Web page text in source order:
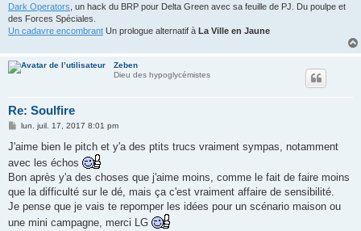
Dark Operators , un hack du BRP pour Delta Green avec sa feuille de PJ. Du poulpe et
des Forces Spéciales.
Un cadavre encombrant Un prologue alternatif à La Ville en Jaune
Zeben
Dieu des hypoglycémistes
Re: Soulfire
M
s
a
g
e
lun. juil. 17, 2017 8:01 pm
J'aime bien le pitch et y'a des ptits trucs vraiment sympas, notamment
avec les échos
Bon après y'a des choses que j'aime moins, comme le fait de faire moins
que la difficulté sur le dé, mais ça c'est vraiment affaire de sensibilité.
Je pense que je vais te repomper les idées pour un scénario maison ou
une mini campagne, merci LG